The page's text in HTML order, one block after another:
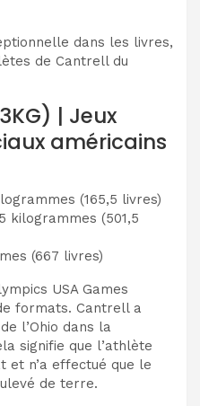
dans les livres,
de Cantrell du
| Jeux
américains
(165,5 livres)
kilogrammes (501,5
(667 livres)
USA Games
formats. Cantrell a
l’Ohio dans la
signifie que l’athlète
et n’a effectué que le
de terre.